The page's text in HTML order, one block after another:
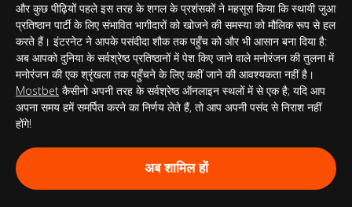
और कुछ पीढ़ियों पहले इस तरह के शगल के प्रशंसकों ने महसूस किया कि स्थायी जुआ
प्रतिष्ठान पार्टी के लिए संभावित भागीदारों को खोजने की समस्या को मौलिक रूप से हल
करते हैं। इंटरनेट ने आपके पसंदीदा शौक तक पहुँच को और भी आसान बना दिया है:
अब आपको दुनिया के सर्वश्रेष्ठ प्रतिष्ठानों में पेश किए जाने वाले मनोरंजन की तुलना में
मनोरंजन की एक श्रृंखला तक पहुँचने के लिए कहीं जाने की आवश्यकता नहीं है।
Mostbet कैसीनो अपनी तरह के सर्वश्रेष्ठ ऑनलाइन स्थलों में से एक है; यदि आप
अपना समय हमें समर्पित करने का निर्णय लेते हैं, तो आप अपनी पसंद से निराश नहीं
होंगे!
अब शामिल हों